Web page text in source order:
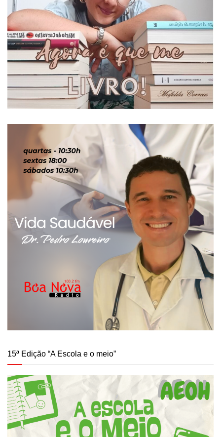
15ª Edição “A Escola e o meio”